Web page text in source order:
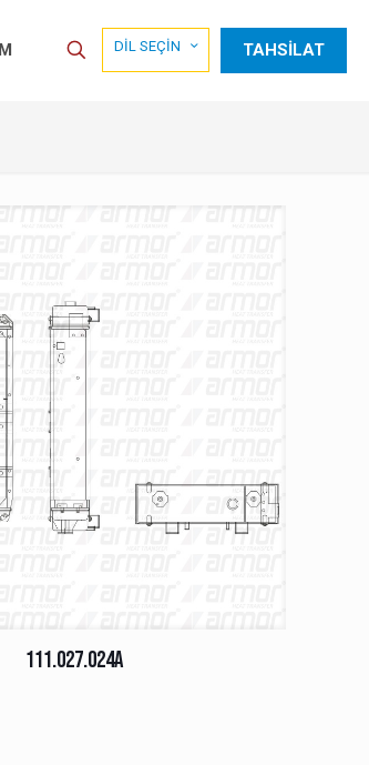
DİL SEÇİN TAHSİLAT
111.027.024A